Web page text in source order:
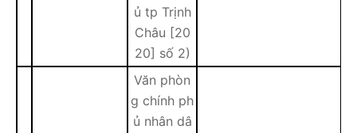
ủ tp Trịnh
Châu [20
20] số 2)
Văn phòn
g chính ph
ủ nhân dâ